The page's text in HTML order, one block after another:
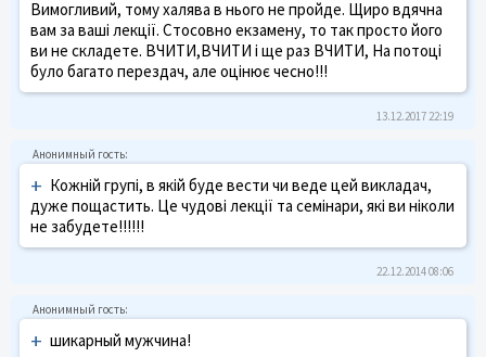
Вимогливий, тому халява в нього не пройде. Щиро вдячна
вам за ваші лекції. Стосовно екзамену, то так просто його
ви не складете. ВЧИТИ,ВЧИТИ і ще раз ВЧИТИ, На потоці
було багато перездач, але оцінює чесно!!!
13.12.2017 22:19
+ Кожній групі, в якій буде вести чи веде цей викладач,
дуже пощастить. Це чудові лекції та семінари, які ви ніколи
не забудете!!!!!!
22.12.2014 08:06
+ шикарный мужчина!